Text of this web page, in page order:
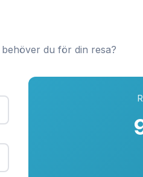
du för din resa?